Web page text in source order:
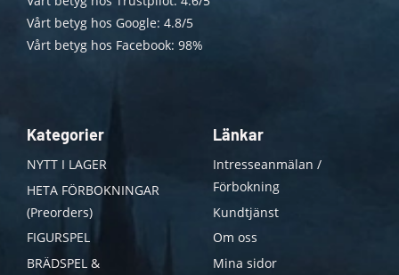
Vårt betyg hos Google: 4.8/5
Vårt betyg hos Facebook: 98%
Kategorier
NYTT I LAGER
HETA FÖRBOKNINGAR
(Preorders)
FIGURSPEL
BRÄDSPEL &
Länkar
Intresseanmälan /
Förbokning
Kundtjänst
Om oss
Mina sidor